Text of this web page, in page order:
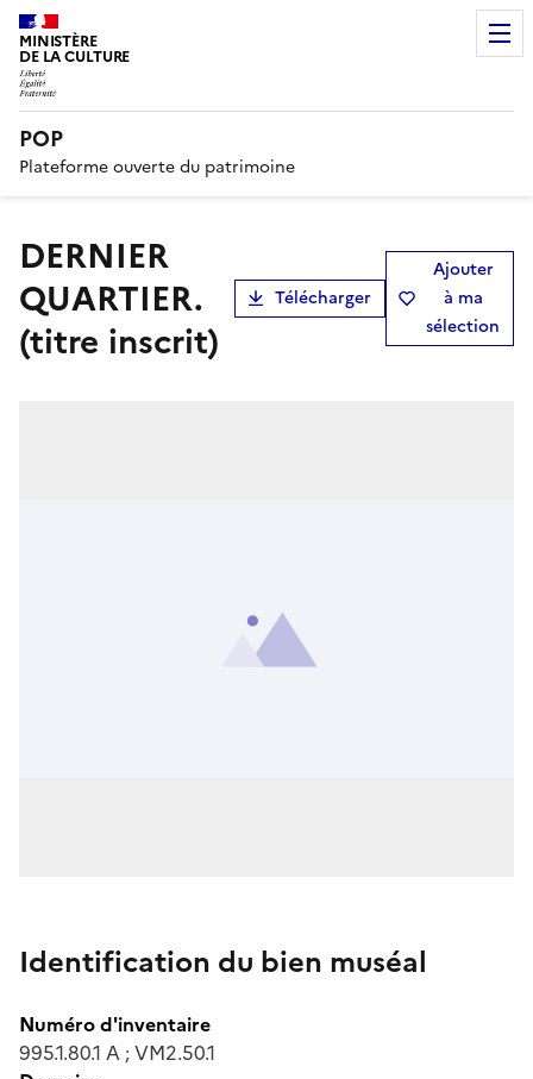
MINISTÈRE
DE LA CULTURE
POP
Plateforme ouverte du patrimoine
DERNIER
QUARTIER.
(titre inscrit)
Télécharger
Ajouter
à ma
sélection
Identification du bien muséal
Numéro d'inventaire
995.1.80.1 A ; VM2.50.1